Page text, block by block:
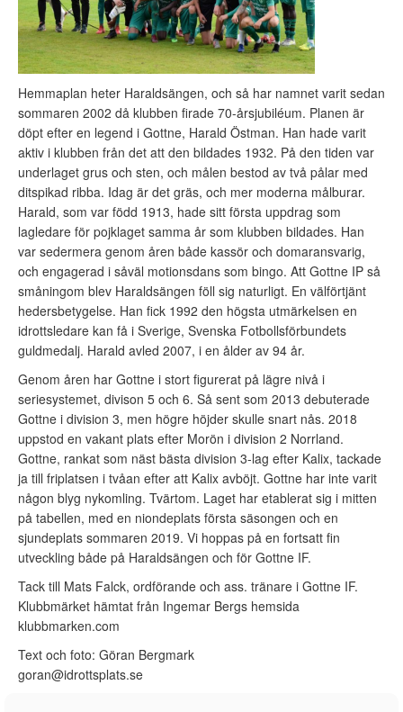
Hemmaplan heter Haraldsängen, och så har namnet varit sedan
sommaren 2002 då klubben firade 70-årsjubiléum. Planen är
döpt efter en legend i Gottne, Harald Östman. Han hade varit
aktiv i klubben från det att den bildades 1932. På den tiden var
underlaget grus och sten, och målen bestod av två pålar med
ditspikad ribba. Idag är det gräs, och mer moderna målburar.
Harald, som var född 1913, hade sitt första uppdrag som
lagledare för pojklaget samma år som klubben bildades. Han
var sedermera genom åren både kassör och domaransvarig,
och engagerad i såväl motionsdans som bingo. Att Gottne IP så
småningom blev Haraldsängen föll sig naturligt. En välförtjänt
hedersbetygelse. Han fick 1992 den högsta utmärkelsen en
idrottsledare kan få i Sverige, Svenska Fotbollsförbundets
guldmedalj. Harald avled 2007, i en ålder av 94 år.
Genom åren har Gottne i stort figurerat på lägre nivå i
seriesystemet, divison 5 och 6. Så sent som 2013 debuterade
Gottne i division 3, men högre höjder skulle snart nås. 2018
uppstod en vakant plats efter Morön i division 2 Norrland.
Gottne, rankat som näst bästa division 3-lag efter Kalix, tackade
ja till friplatsen i tvåan efter att Kalix avböjt. Gottne har inte varit
någon blyg nykomling. Tvärtom. Laget har etablerat sig i mitten
på tabellen, med en niondeplats första säsongen och en
sjundeplats sommaren 2019. Vi hoppas på en fortsatt fin
utveckling både på Haraldsängen och för Gottne IF.
Tack till Mats Falck, ordförande och ass. tränare i Gottne IF.
Klubbmärket hämtat från Ingemar Bergs hemsida
klubbmarken.com
Text och foto: Göran Bergmark
goran@idrottsplats.se